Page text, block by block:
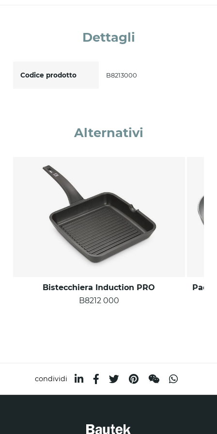
Dettagli
Codice prodotto B8213000
Alternativi
Bistecchiera Induction PRO
B8212 000
condividi